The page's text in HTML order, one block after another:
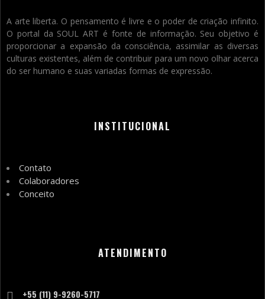
A arte liberta. O pensamento é livre e o poder de criação infinito.
O portal da SOUL ART é fonte de informação. Seu objetivo é
proporcionar a expansão da consciência, assimilar as diversas
culturas existentes, além de contribuir para um novo olhar acerca
do ser humano e suas variadas formas de expressão.
INSTITUCIONAL
Contato
Colaboradores
Conceito
ATENDIMENTO
+55 (11) 9-9260-5717